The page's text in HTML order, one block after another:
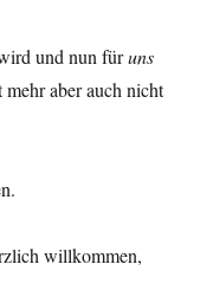
und nun füruns
mehr aber auch nicht
willkommen,